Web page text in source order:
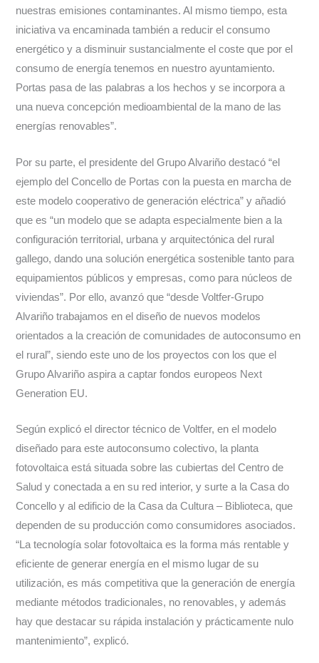
nuestras emisiones contaminantes. Al mismo tiempo, esta
iniciativa va encaminada también a reducir el consumo
energético y a disminuir sustancialmente el coste que por el
consumo de energía tenemos en nuestro ayuntamiento.
Portas pasa de las palabras a los hechos y se incorpora a
una nueva concepción medioambiental de la mano de las
energías renovables”.
Por su parte, el presidente del Grupo Alvariño destacó “el
ejemplo del Concello de Portas con la puesta en marcha de
este modelo cooperativo de generación eléctrica” y añadió
que es “un modelo que se adapta especialmente bien a la
configuración territorial, urbana y arquitectónica del rural
gallego, dando una solución energética sostenible tanto para
equipamientos públicos y empresas, como para núcleos de
viviendas”. Por ello, avanzó que “desde Voltfer-Grupo
Alvariño trabajamos en el diseño de nuevos modelos
orientados a la creación de comunidades de autoconsumo en
el rural”, siendo este uno de los proyectos con los que el
Grupo Alvariño aspira a captar fondos europeos Next
Generation EU.
Según explicó el director técnico de Voltfer, en el modelo
diseñado para este autoconsumo colectivo, la planta
fotovoltaica está situada sobre las cubiertas del Centro de
Salud y conectada a en su red interior, y surte a la Casa do
Concello y al edificio de la Casa da Cultura – Biblioteca, que
dependen de su producción como consumidores asociados.
“La tecnología solar fotovoltaica es la forma más rentable y
eficiente de generar energía en el mismo lugar de su
utilización, es más competitiva que la generación de energía
mediante métodos tradicionales, no renovables, y además
hay que destacar su rápida instalación y prácticamente nulo
mantenimiento”, explicó.